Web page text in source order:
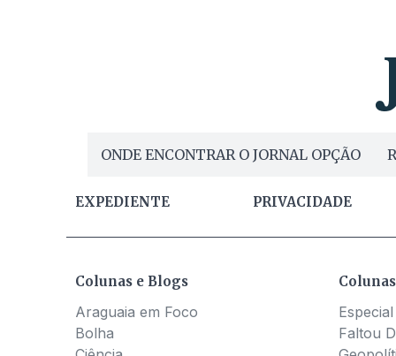
ONDE ENCONTRAR O JORNAL OPÇÃO
EXPEDIENTE PRIVACIDADE
Colunas e Blogs
Araguaia em Foco
Bolha
Faltou